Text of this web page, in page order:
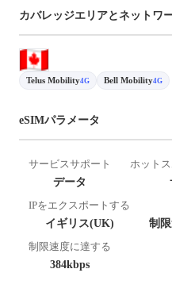
カバレッジエリアとネットワ
Telus Mobility4G Bell Mobility4G
eSIMパラメータ
サービスサポート
データ
ホット
IPをエクスポートする
イギリス(UK)
制
制限速度に達する
384kbps